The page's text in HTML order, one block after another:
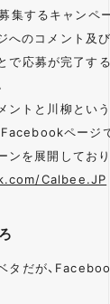
集するキャンペ
のコメント及
で応募が完了す
トと川柳とい
ページ
を展開しており
Calbee.JP
タだが、